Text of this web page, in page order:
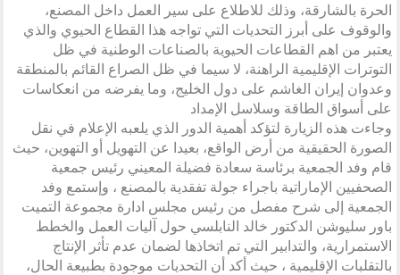
الحرة بالشارقة، وذلك للاطلاع على سير العمل داخل المصنع،
والوقوف على أبرز التحديات التي تواجه هذا القطاع الحيوي والذي
يعتبر من اهم القطاعات الحيوية بالصناعات الوطنية في ظل
التوترات الإقليمية الراهنة، لا سيما في ظل الصراع القائم بالمنطقة
وعدوان إيران الغاشم على دول الخليج، وما يفرضه من انعكاسات
على أسواق الطاقة وسلاسل الإمداد
وجاءت هذه الزيارة لتؤكد أهمية الدور الذي يلعبه الإعلام في نقل
الصورة الحقيقية من أرض الواقع، بعيدا عن التهويل أو التهوين، حيث
قام وفد الجمعية برئاسة سعادة فضيلة المعيني رئيس جمعية
الصحفيين الإماراتية باجراء جولة تفقدية بالمصنع ، وإستمع وفد
الجمعية إلى شرح مفصل من رئيس مجلس ادارة مجموعة التميت
باور سليوشن الدكتور خالد النابلسي حول آليات العمل والخطط
الاستمرارية، والتدابير التي تم اتخاذها لضمان عدم تأثر الإنتاج
بالتقلبات الإقليمية ، حيث أكد أن التحديات موجودة بطبيعة الحال،